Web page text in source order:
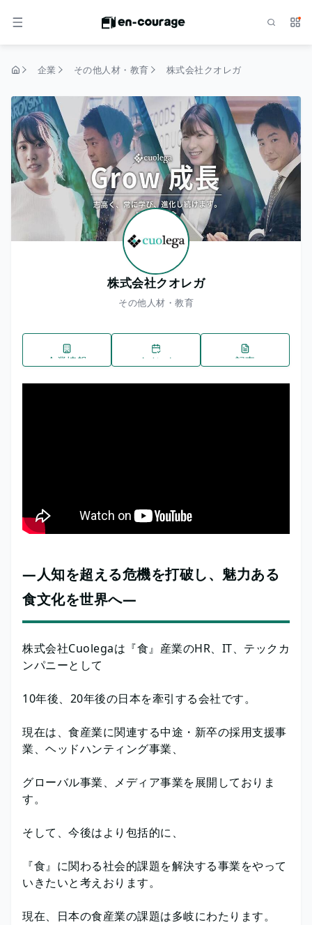
メニュー サ
企業 その他人材・教育 株式会社クオレガ
株式会社クオレガ
その他人材・教育
企業情報 イベント 記事
―人知を超える危機を打破し、魅力ある
食文化を世界へ―
株式会社Cuolegaは『食』産業のHR、IT、テックカ
ンパニーとして
10年後、20年後の日本を牽引する会社です。
現在は、食産業に関連する中途・新卒の採用支援事
業、ヘッドハンティング事業、
グローバル事業、メディア事業を展開しておりま
す。
そして、今後はより包括的に、
『食』に関わる社会的課題を解決する事業をやって
いきたいと考えおります。
現在、日本の食産業の課題は多岐にわたります。